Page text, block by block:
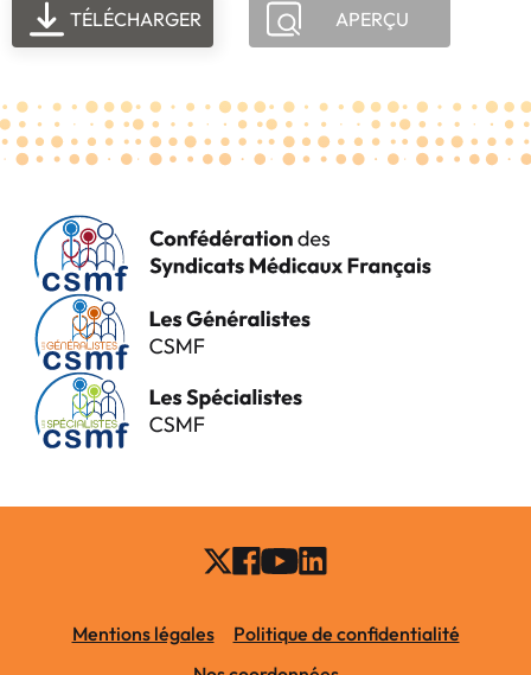
TÉLÉCHARGER APERÇU
Mentions légales
Politique de confidentialité